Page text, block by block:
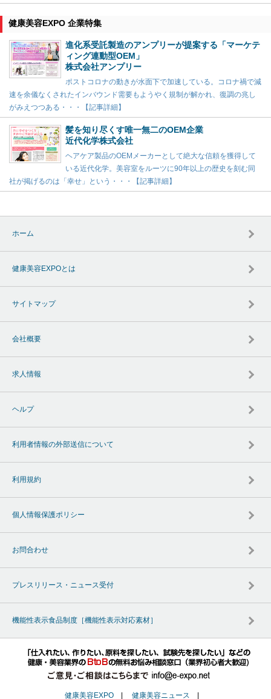
健康美容EXPO 企業特集
進化系受託製造のアンプリーが提案する「マーケテ
ィング連動型OEM」
株式会社アンプリー
ポストコロナの動きが水面下で加速している。コロナ禍で減
速を余儀なくされたインバウンド需要もようやく規制が解かれ、復調の兆し
がみえつつある・・・【記事詳細】
髪を知り尽くす唯一無二のOEM企業
近代化学株式会社
ヘアケア製品のOEMメーカーとして絶大な信頼を獲得して
いる近代化学。美容室をルーツに90年以上の歴史を刻む同
社が掲げるのは「幸せ」という・・・【記事詳細】
ホーム
健康美容EXPOとは
サイトマップ
会社概要
求人情報
ヘルプ
利用者情報の外部送信について
利用規約
個人情報保護ポリシー
お問合わせ
プレスリリース・ニュース受付
機能性表示食品制度［機能性表示対応素材］
健康美容EXPO | 健康美容ニュース |